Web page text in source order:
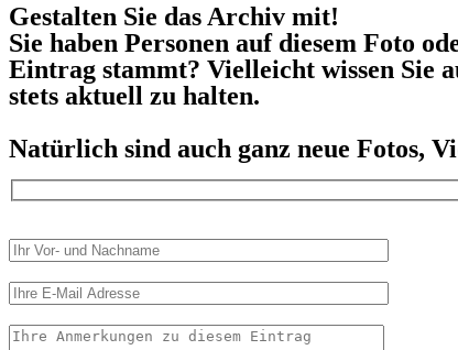
Gestalten Sie das Archiv mit!
Sie haben Personen auf diesem Foto
Eintrag stammt? Vielleicht wissen Sie
stets aktuell zu halten.
Natürlich sind auch ganz neue Fotos,